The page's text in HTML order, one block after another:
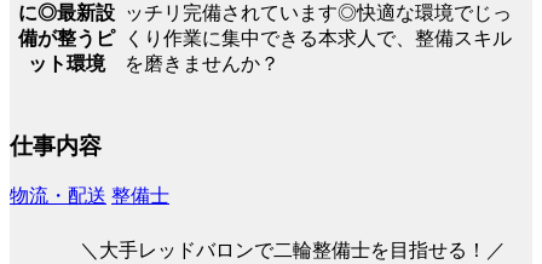
に◎最新設
備が整うピ
ット環境
ッチリ完備されています◎快適な環境でじっ
くり作業に集中できる本求人で、整備スキル
を磨きませんか？
仕事内容
物流・配送 整備士
＼大手レッドバロンで二輪整備士を目指せる！／